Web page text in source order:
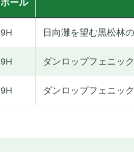
ホール
9H 日向灘を望む黒松林
9H ダンロップフェニッ
9H ダンロップフェニッ